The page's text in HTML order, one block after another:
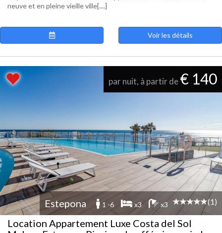
neuve et en pleine vieille ville[....]
Voir les détails
par nuit, à partir de€ 140
Estepona 1 -6 x3 x3 (1)
Location Appartement Luxe Costa del Sol